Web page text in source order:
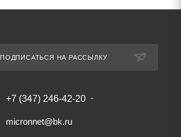
ПОДПИСАТЬСЯ НА РАССЫЛКУ
+7 (347) 246-42-20
micronnet@bk.ru